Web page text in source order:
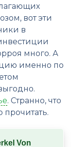
вот эти
в
много. А
именно по
. Странно, что
прочитать.
Von